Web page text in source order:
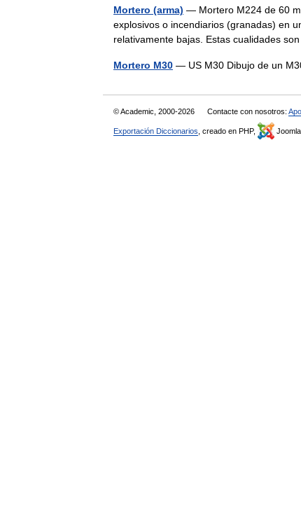
Mortero (arma) — Mortero M224 de 60
explosivos o incendiarios (granadas) en
relativamente bajas. Estas cualidades
Mortero M30 — US M30 Dibujo de un
© Academic, 2000-2026 Contacte con nosotros:
Exportación Diccionarios , creado en PHP, Joomla,